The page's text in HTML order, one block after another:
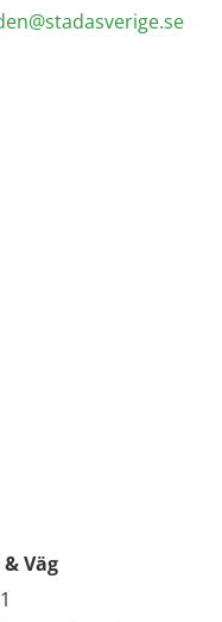
@stadasverige.se
Väg